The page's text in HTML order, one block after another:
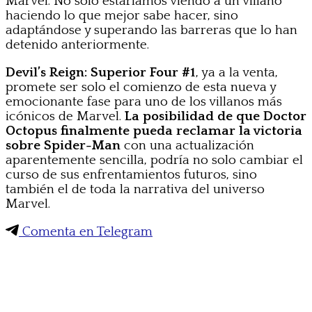
haciendo lo que mejor sabe hacer, sino
adaptándose y superando las barreras que lo han
detenido anteriormente.
Devil’s Reign: Superior Four #1, ya a la venta,
promete ser solo el comienzo de esta nueva y
emocionante fase para uno de los villanos más
icónicos de Marvel. La posibilidad de que Doctor
Octopus finalmente pueda reclamar la victoria
sobre Spider-Man con una actualización
aparentemente sencilla, podría no solo cambiar el
curso de sus enfrentamientos futuros, sino
también el de toda la narrativa del universo
Marvel.
Comenta en Telegram